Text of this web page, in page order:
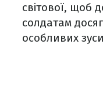
світової, щоб
солдатам
особливих